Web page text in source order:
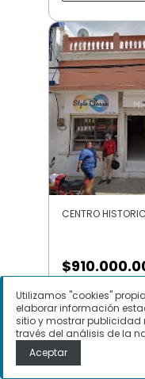
$
Casa en
Santa Marta
Utilizamos "cookies"
elaborar información
sitio y mostrar publicidad
través del análisis de la
Aceptar